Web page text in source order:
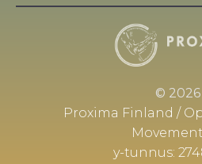
© 2026
Proxima Finland /
y-tunnus: